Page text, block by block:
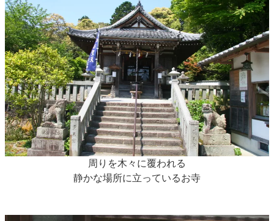
周りを木々に覆われる
静かな場所に立っているお寺